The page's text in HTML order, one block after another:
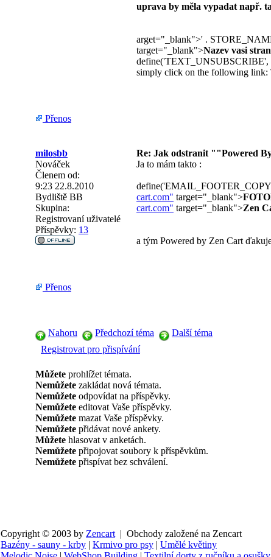
uprava by měla vypadat např.
arget="_blank">' .
target="_blank">Nazev vasi
define('TEXT_UNSUBSCRIBE',
simply click on the following link:
Přenos
milosbb Re: Jak odstranit ""Powered
Nováček
Členem od:
9:23 22.8.2010
Bydliště BB
Skupina:
Registrovaní uživatelé
Příspěvky: 13
Ja to mám takto :
cart.com" target="_blank">
cart.com" target="_blank">Zen
a tým Powered by Zen Cart
Přenos
Nahoru Předchozí téma
Další téma
Registrovat pro přispívání
Můžete prohlížet témata.
Nemůžete zakládat nová témata.
Nemůžete odpovídat na příspěvky.
Nemůžete editovat Vaše příspěvky.
Nemůžete mazat Vaše příspěvky.
Nemůžete přidávat nové ankety.
Můžete hlasovat v anketách.
Nemůžete připojovat soubory k příspěvkům.
Nemůžete přispívat bez schválení.
Copyright © 2003 by Zencart | Obchody založené na Zencart
Bazény - sauny - krby | Krmivo pro psy | Umělé květiny